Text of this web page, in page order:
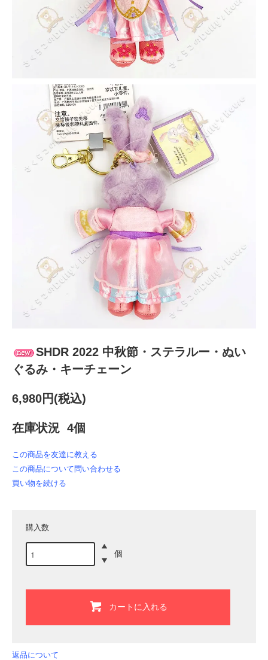
SHDR 2022 中秋節・ステラルー・ぬい
ぐるみ・キーチェーン
6,980円(税込)
在庫状況 4個
この商品を友達に教える
この商品について問い合わせる
買い物を続ける
購入数
個
カートに入れる
返品について